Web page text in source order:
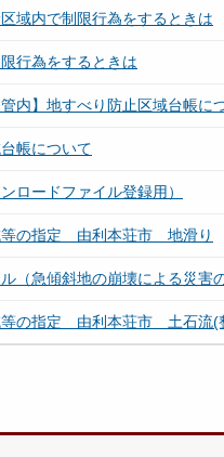
域内で制限行為をするときは
行為をするときは
管内】地すべり防止区域台帳に
帳について
ロードファイル登録用）
等の指定 由利本荘市 地滑り
（急傾斜地の崩壊による災害
等の指定 由利本荘市 土石流(